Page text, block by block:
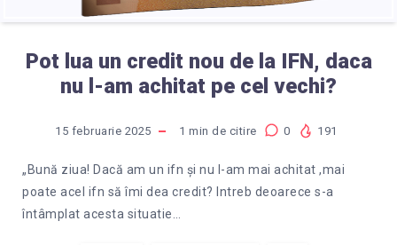
Pot lua un credit nou de la IFN, daca
nu l-am achitat pe cel vechi?
15 februarie 2025 1 min de citire 0 191
„Bună ziua! Dacă am un ifn și nu l-am mai achitat ,mai
poate acel ifn să îmi dea credit? Intreb deoarece s-a
întâmplat acesta situatie…